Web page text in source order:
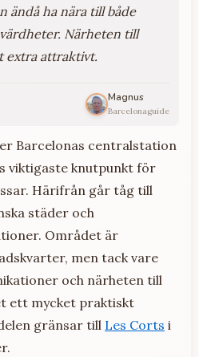
ändå ha nära till både
Närheten till
extra attraktivt.
Magnus
Barcelonaguide
Barcelonas centralstation
viktigaste knutpunkt för
Härifrån går tåg till
städer och
Området är
men tack vare
och närheten till
ett mycket praktiskt
gränsar till Les Corts i